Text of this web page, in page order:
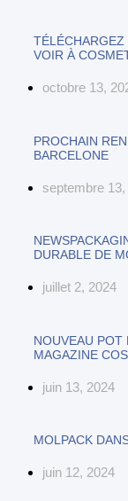
VOIR À
octobre 13,
PROCHAIN
BARCELONE
septembre 13,
DURABLE DE
juillet 2, 2024
NOUVEAU POT
MAGAZINE
juin 13, 2024
MOLPACK
juin 12, 2024